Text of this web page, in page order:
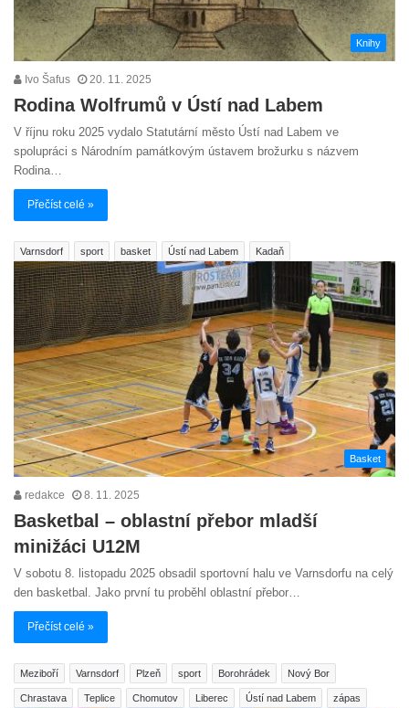
Knihy
Ivo Šafus 20. 11. 2025
Rodina Wolfrumů v Ústí nad Labem
V říjnu roku 2025 vydalo Statutární město Ústí nad Labem ve
spolupráci s Národním památkovým ústavem brožurku s názvem
Rodina…
Přečíst celé »
Varnsdorf sport basket Ústí nad Labem Kadaň
Basket
redakce 8. 11. 2025
Basketbal – oblastní přebor mladší
minižáci U12M
V sobotu 8. listopadu 2025 obsadil sportovní halu ve Varnsdorfu na celý
den basketbal. Jako první tu proběhl oblastní přebor…
Přečíst celé »
Meziboří Varnsdorf Plzeň sport Borohrádek Nový Bor
Chrastava Teplice Chomutov Liberec Ústí nad Labem zápas